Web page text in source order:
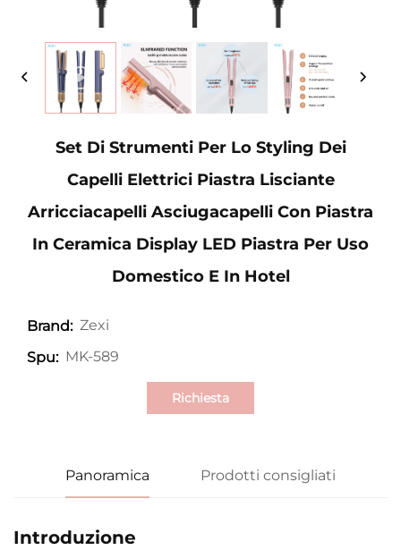
Set Di Strumenti Per Lo Styling Dei
Capelli Elettrici Piastra Lisciante
Arricciacapelli Asciugacapelli Con Piastra
In Ceramica Display LED Piastra Per Uso
Domestico E In Hotel
Brand: Zexi
Spu: MK-589
Richiesta
Panoramica Prodotti consigliati
Introduzione